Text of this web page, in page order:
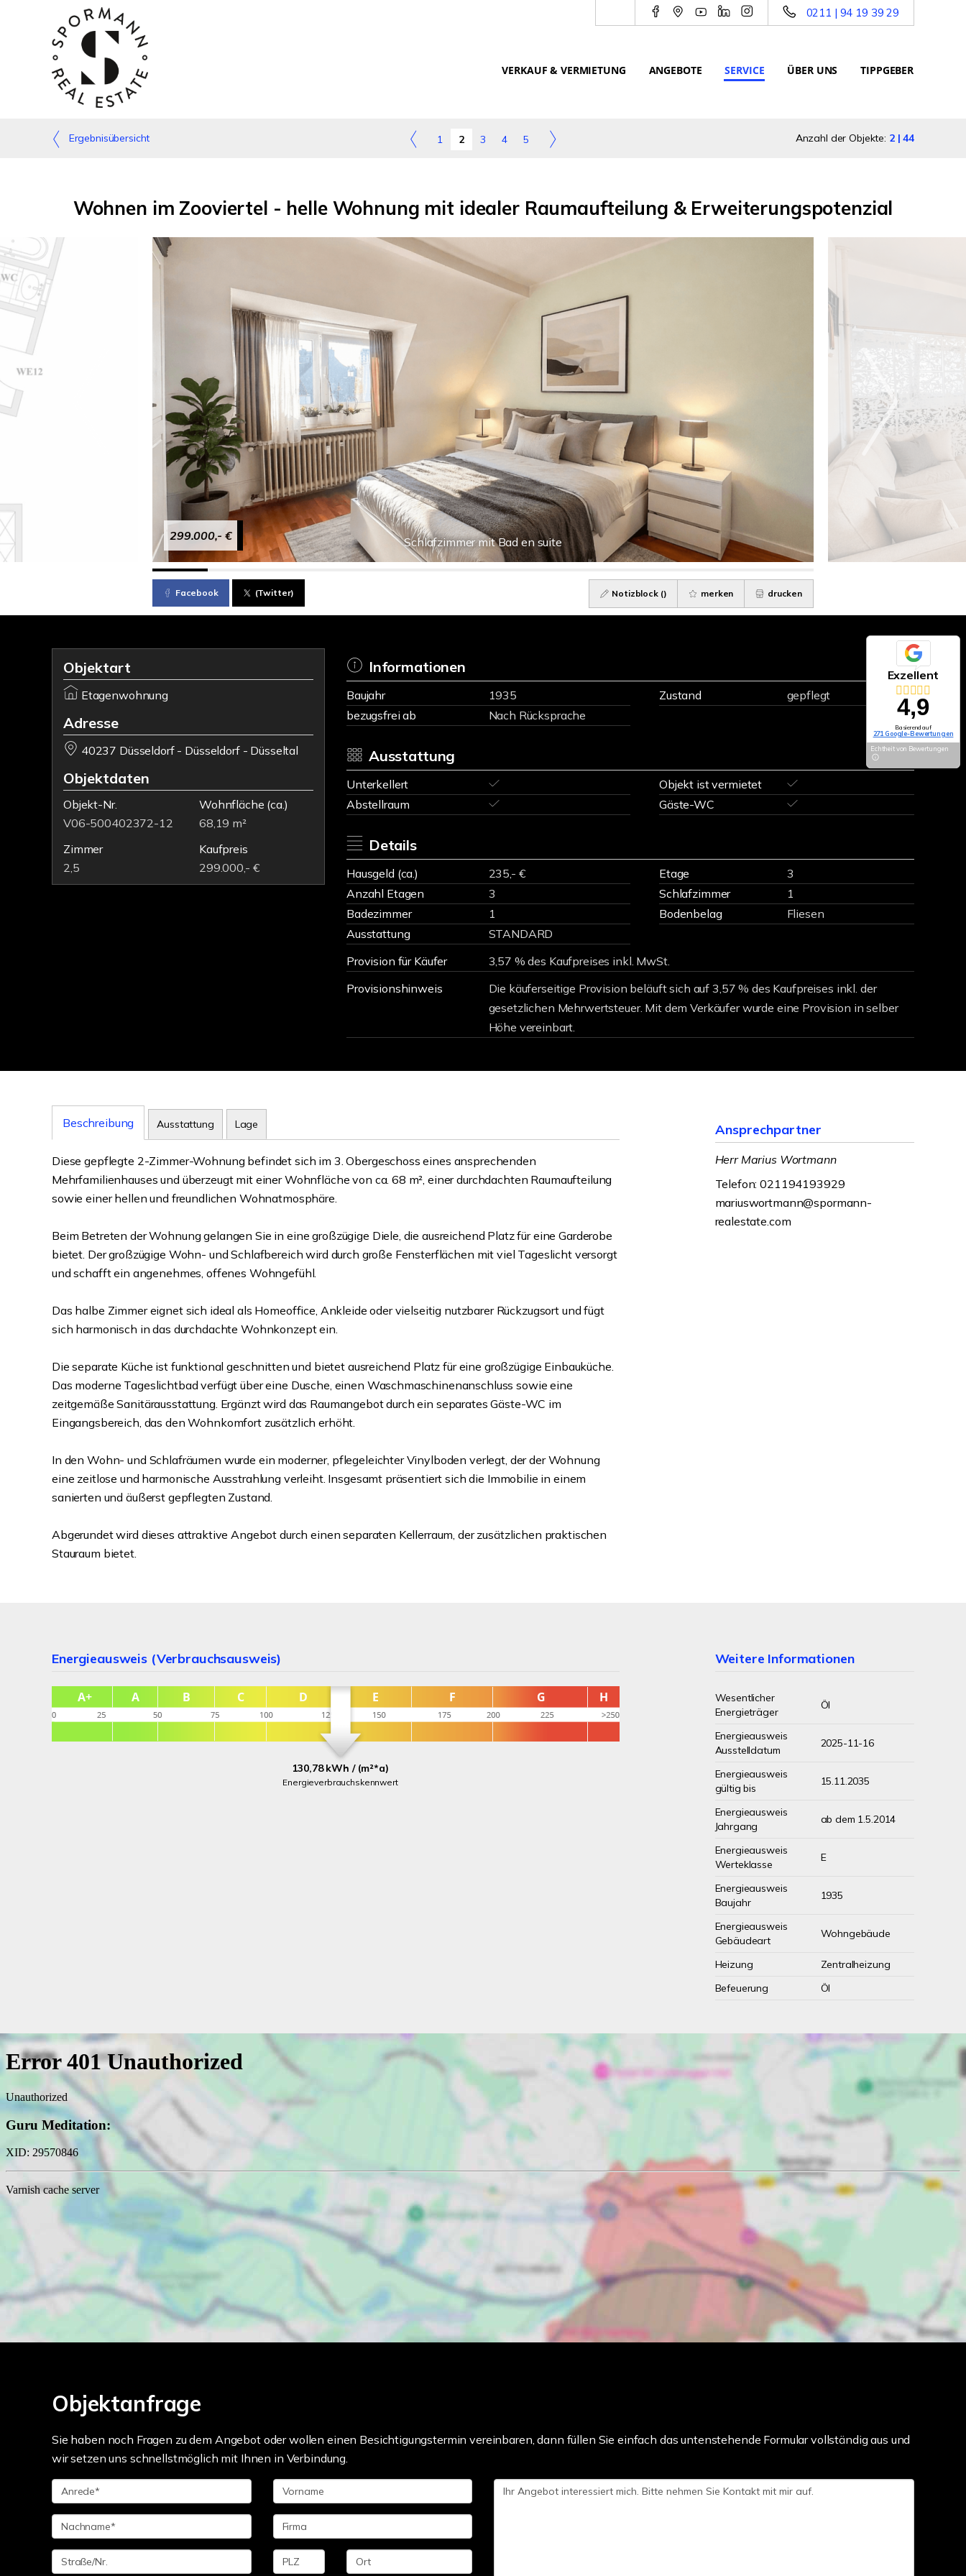
0211 | 94 19 39 29
VERKAUF & VERMIETUNG ANGEBOTE SERVICE ÜBER UNS TIPPGEBER
Ergebnisübersicht 1 2 3 4 5 Anzahl der Objekte: 2 | 44
Wohnen im Zooviertel - helle Wohnung mit idealer Raumaufteilung & Erweiterungspotenzial
Schlafzimmer mit Bad en suite
299.000,- €
Facebook (Twitter) Notizblock () merken drucken
Objektart
Etagenwohnung
Adresse
40237 Düsseldorf - Düsseldorf - Düsseltal
Objektdaten
Objekt-Nr.
V06-500402372-12
Wohnfläche (ca.)
68,19 m²
Zimmer
2,5
Kaufpreis
299.000,- €
Informationen
Baujahr 1935 Zustand
gepflegt
bezugsfrei ab
Nach Rücksprache
Ausstattung
Unterkellert
Objekt ist vermietet
Abstellraum
Gäste-WC
Details
Hausgeld (ca.) 235,- € Etage
3
Anzahl Etagen
3 Schlafzimmer
1
Badezimmer
1 Bodenbelag
Fliesen
Ausstattung
STANDARD
Provision für Käufer
3,57 % des Kaufpreises inkl. MwSt.
Provisionshinweis
Die käuferseitige Provision beläuft sich auf 3,57 % des Kaufpreises inkl. der
gesetzlichen Mehrwertsteuer. Mit dem Verkäufer wurde eine Provision in selber
Höhe vereinbart.
Beschreibung Ausstattung Lage
Diese gepflegte 2-Zimmer-Wohnung befindet sich im 3. Obergeschoss eines ansprechenden
Mehrfamilienhauses und überzeugt mit einer Wohnfläche von ca. 68 m², einer durchdachten Raumaufteilung
sowie einer hellen und freundlichen Wohnatmosphäre.
Beim Betreten der Wohnung gelangen Sie in eine großzügige Diele, die ausreichend Platz für eine Garderobe
bietet. Der großzügige Wohn- und Schlafbereich wird durch große Fensterflächen mit viel Tageslicht versorgt
und schafft ein angenehmes, offenes Wohngefühl.
Das halbe Zimmer eignet sich ideal als Homeoffice, Ankleide oder vielseitig nutzbarer Rückzugsort und fügt
sich harmonisch in das durchdachte Wohnkonzept ein.
Die separate Küche ist funktional geschnitten und bietet ausreichend Platz für eine großzügige Einbauküche.
Das moderne Tageslichtbad verfügt über eine Dusche, einen Waschmaschinenanschluss sowie eine
zeitgemäße Sanitärausstattung. Ergänzt wird das Raumangebot durch ein separates Gäste-WC im
Eingangsbereich, das den Wohnkomfort zusätzlich erhöht.
In den Wohn- und Schlafräumen wurde ein moderner, pflegeleichter Vinylboden verlegt, der der Wohnung
eine zeitlose und harmonische Ausstrahlung verleiht. Insgesamt präsentiert sich die Immobilie in einem
sanierten und äußerst gepflegten Zustand.
Abgerundet wird dieses attraktive Angebot durch einen separaten Kellerraum, der zusätzlichen praktischen
Stauraum bietet.
Ansprechpartner
Herr Marius Wortmann
Telefon: 021194193929
mariuswortmann@spormann-
realestate.com
Energieausweis (Verbrauchsausweis)
130,78 kWh / (m²*a)
Energieverbrauchskennwert
Weitere Informationen
Wesentlicher
Energieträger
Öl
Energieausweis
Ausstelldatum
2025-11-16
Energieausweis
gültig bis
15.11.2035
Energieausweis
Jahrgang
ab dem 1.5.2014
Energieausweis
Werteklasse
E
Energieausweis
Baujahr
1935
Energieausweis
Gebäudeart
Wohngebäude
Heizung
Zentralheizung
Befeuerung
Öl
Objektanfrage
Sie haben noch Fragen zu dem Angebot oder wollen einen Besichtigungstermin vereinbaren, dann füllen Sie einfach das untenstehende Formular vollständig aus und
wir setzen uns schnellstmöglich mit Ihnen in Verbindung.
Exzellent
4,9
Basierend auf
271 Google-Bewertungen
Echtheit von Bewertungen